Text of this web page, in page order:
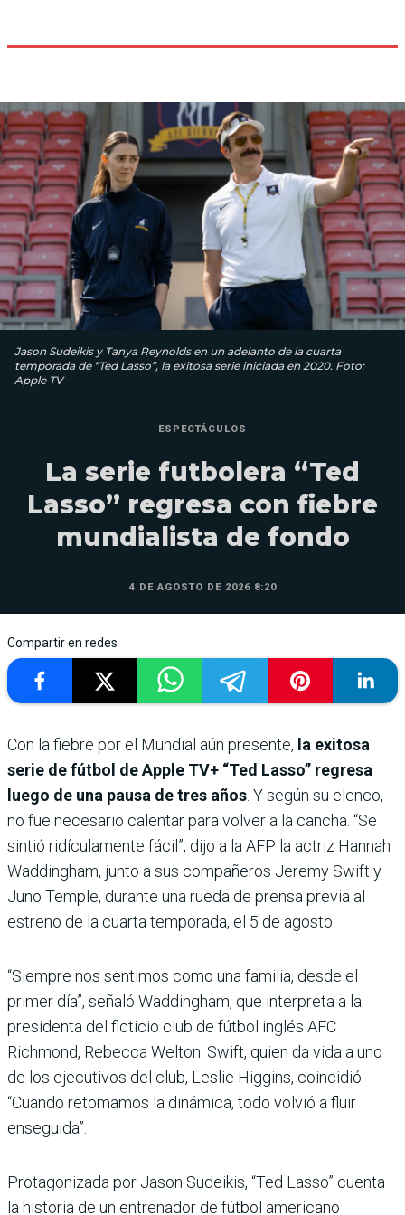
Jason Sudeikis y Tanya Reynolds en un adelanto de la cuarta
temporada de “Ted Lasso”, la exitosa serie iniciada en 2020. Foto:
Apple TV
ESPECTÁCULOS
La serie futbolera “Ted
Lasso” regresa con fiebre
mundialista de fondo
4 DE AGOSTO DE 2026 8:20
Compartir en redes
Con la fiebre por el Mundial aún presente, la exitosa
serie de fútbol de Apple TV+ “Ted Lasso” regresa
luego de una pausa de tres años . Y según su elenco,
no fue necesario calentar para volver a la cancha. “Se
sintió ridículamente fácil”, dijo a la AFP la actriz Hannah
Waddingham, junto a sus compañeros Jeremy Swift y
Juno Temple, durante una rueda de prensa previa al
estreno de la cuarta temporada, el 5 de agosto.
“Siempre nos sentimos como una familia, desde el
primer día”, señaló Waddingham, que interpreta a la
presidenta del ficticio club de fútbol inglés AFC
Richmond, Rebecca Welton. Swift, quien da vida a uno
de los ejecutivos del club, Leslie Higgins, coincidió:
“Cuando retomamos la dinámica, todo volvió a fluir
enseguida”.
Protagonizada por Jason Sudeikis, “Ted Lasso” cuenta
la historia de un entrenador de fútbol americano